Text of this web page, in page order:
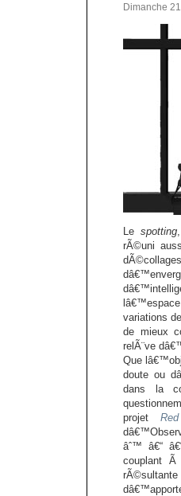
Dimanche
Le spotting
rÃ©uni
variations
de mieux
relÃ¨ve
Que
doute ou
dans la
projet
âˆ™ â€“
couplant